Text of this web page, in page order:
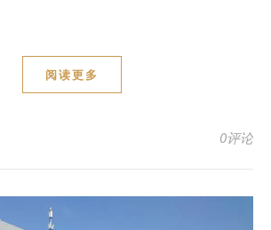
阅读更多
0评论